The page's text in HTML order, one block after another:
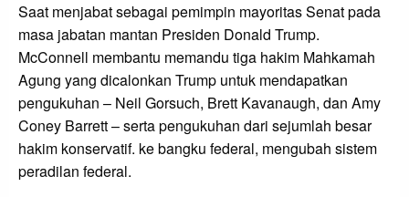
Saat menjabat sebagai pemimpin mayoritas Senat pada
masa jabatan mantan Presiden Donald Trump.
McConnell membantu memandu tiga hakim Mahkamah
Agung yang dicalonkan Trump untuk mendapatkan
pengukuhan – Neil Gorsuch, Brett Kavanaugh, dan Amy
Coney Barrett – serta pengukuhan dari sejumlah besar
hakim konservatif. ke bangku federal, mengubah sistem
peradilan federal.